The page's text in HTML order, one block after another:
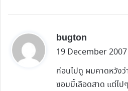
bugton
a
19 December
ก่อนไปดู ผมคาดหวัง
ซอมบี้เลือดสาด แต่ไป